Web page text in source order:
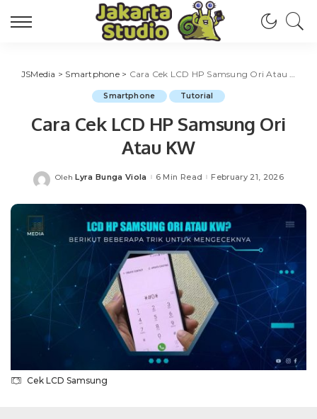
JSMedia > Smartphone> Cara Cek LCD HP Samsung Ori Atau KW
Smartphone Tutorial
Cara Cek LCD HP Samsung Ori
Atau KW
Posted
Oleh Lyra Bunga Viola 6 Min Read February 21, 2026
Cek LCD Samsung